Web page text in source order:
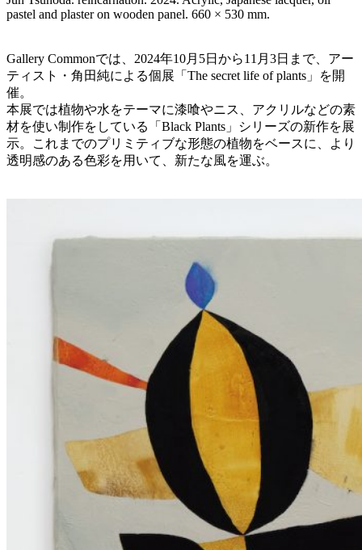
pastel and plaster on wooden panel. 660 × 530 mm.
Gallery Commonでは、2024年10月5日から11月3日まで、アー
ティスト・角田純による個展「The secret life of plants」を開
催。
本展では植物や水をテーマに漆喰やニス、アクリルなどの素
材を使い制作をしている「Black Plants」シリーズの新作を展
示。これまでのプリミティブな形態の植物をベースに、より
透明感のある色彩を用いて、新たな風を運ぶ。